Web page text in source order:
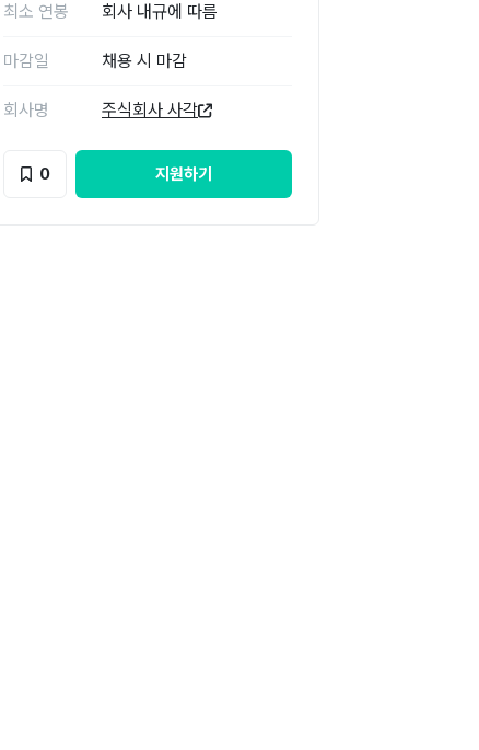
최소 연봉 회사 내규에 따름
마감일 채용 시 마감
회사명 주식회사 사각
0 지원하기